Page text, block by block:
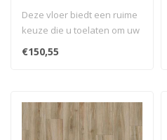
Deze vloer biedt een ruime
keuze die u toelaten om uw
unieke ruimte te creëren..
€150,55